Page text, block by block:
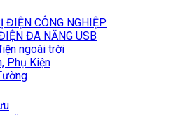
ĐIỆN CÔNG NGHIỆP
ĐA NĂNG USB
ngoài trời
Phụ Kiện